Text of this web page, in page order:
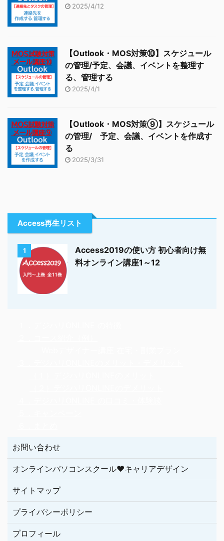
2025/4/12
【Outlook・MOS対策⑩】スケジュール
の管理/予定、会議、イベントを整理す
る、管理する
2025/4/1
【Outlook・MOS対策⑨】スケジュール
の管理/ 予定、会議、イベントを作成す
る
2025/3/31
Access再生リスト
1
Access2019の使い方 初心者向け無
料オンライン講座1～12
お問い合わせ
オンラインパソコンスクール♥キャリアデザイン
サイトマップ
プライバシーポリシー
プロフィール